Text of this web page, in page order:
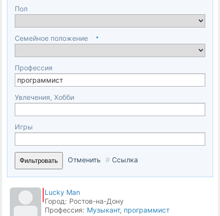
Пол
Семейное положение
Профессия
Увлечения, Хобби
Игры
Фильтровать Отменить # Ссылка
Lucky Man
Город: Ростов-на-Дону
Профессия: Музыкант, программист